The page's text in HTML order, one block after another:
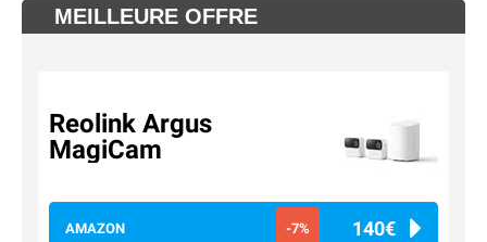
MEILLEURE OFFRE
Reolink Argus
MagiCam
AMAZON -7% 140€